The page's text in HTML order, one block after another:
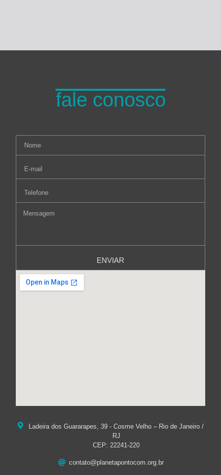
fale conosco
ENVIAR
Ladeira dos Guararapes, 39 - Cosme Velho – Rio de Janeiro /
RJ
CEP: 22241-220
contato@planetapontocom.org.br